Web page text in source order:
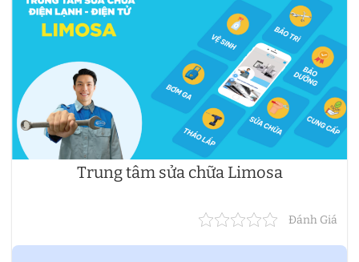
Trung tâm sửa chữa Limosa
Đánh Giá